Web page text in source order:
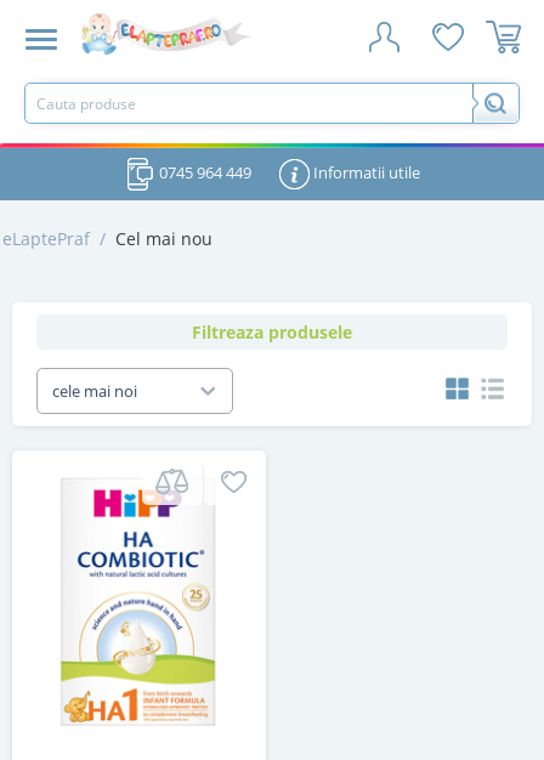
0745 964 449 Informatii utile
eLaptePraf / Cel mai nou
Filtreaza produsele
cele mai noi